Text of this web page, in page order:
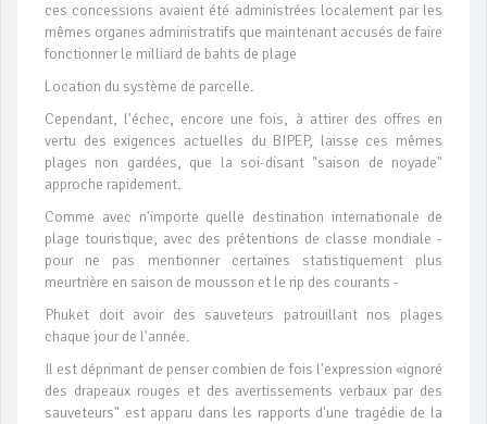
ces concessions avaient été administrées localement par les
mêmes organes administratifs que maintenant accusés de faire
fonctionner le milliard de bahts de plage
Location du système de parcelle.
Cependant, l'échec, encore une fois, à attirer des offres en
vertu des exigences actuelles du BIPEP, laisse ces mêmes
plages non gardées, que la soi-disant "saison de noyade"
approche rapidement.
Comme avec n'importe quelle destination internationale de
plage touristique, avec des prétentions de classe mondiale -
pour ne pas mentionner certaines statistiquement plus
meurtrière en saison de mousson et le rip des courants -
Phuket doit avoir des sauveteurs patrouillant nos plages
chaque jour de l'année.
Il est déprimant de penser combien de fois l'expression «ignoré
des drapeaux rouges et des avertissements verbaux par des
sauveteurs" est apparu dans les rapports d'une tragédie de la